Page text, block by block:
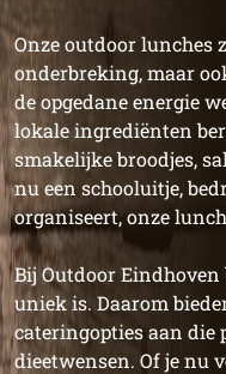
Onze outdoor lunches
onderbreking, maar
de opgedane energie
lokale ingrediënten
smakelijke broodjes,
nu een schooluitje,
organiseert, onze
Bij Outdoor
uniek is. Daarom
cateringopties aan die
dieetwensen. Of je nu